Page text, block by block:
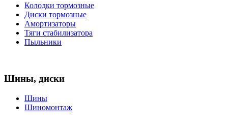
Колодки тормозные
Диски тормозные
Амортизаторы
Тяги стабилизатора
Пыльники
Шины, диски
Шины
Шиномонтаж